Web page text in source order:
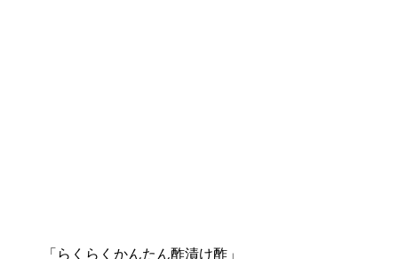
「らくらくかんたん酢漬け酢」